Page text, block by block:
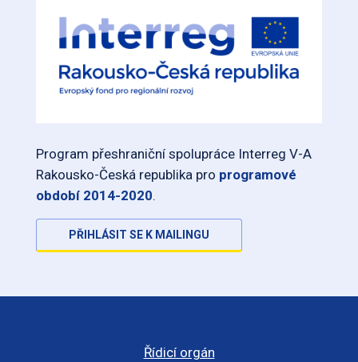
Program přeshraniční spolupráce Interreg V-A
Rakousko-Česká republika pro programové
období 2014-2020.
PŘIHLÁSIT SE K MAILINGU
Řídicí orgán